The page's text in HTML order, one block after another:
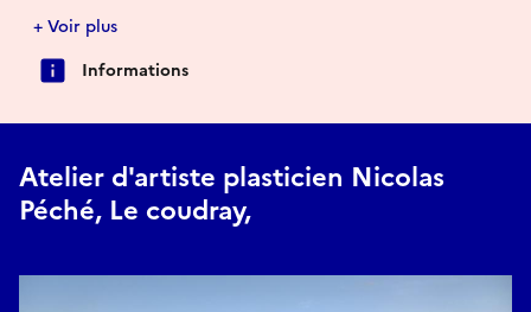
d’approcher ces œuvres au plus près, là où la trace devient
expérience.
Ici, le patrimoine n’est pas figé, il vacille, se transforme et
+ Voir plus
Informations
Atelier d'artiste plasticien Nicolas
Péché, Le coudray,